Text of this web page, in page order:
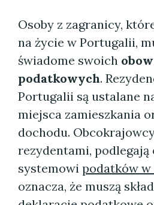
Osoby z zagranicy,
na życie w Portugalii,
świadome swoich
podatkowych.
Portugalii są ustalane
miejsca zamieszkania
dochodu.
rezydentami, podlegają
systemowi podatków
oznacza, że muszą